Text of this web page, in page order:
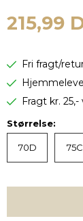
215,99
Fri fragt/
Fragt kr.
Størrelse:
70D 75C